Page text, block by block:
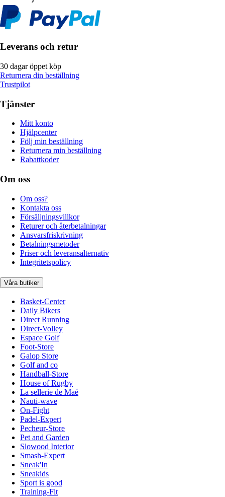
Leverans och retur
30 dagar öppet köp
Returnera din beställning
Trustpilot
Tjänster
Mitt konto
Hjälpcenter
Följ min beställning
Returnera min beställning
Rabattkoder
Om oss
Om oss?
Kontakta oss
Försäljningsvillkor
Returer och återbetalningar
Ansvarsfriskrivning
Betalningsmetoder
Priser och leveransalternativ
Integritetspolicy
Våra butiker
Basket-Center
Daily Bikers
Direct Running
Direct-Volley
Espace Golf
Foot-Store
Galop Store
Golf and co
Handball-Store
House of Rugby
La sellerie de Maé
Nauti-wave
On-Fight
Padel-Expert
Pecheur-Store
Pet and Garden
Slowood Interior
Smash-Expert
Sneak'In
Sneakids
Sport is good
Training-Fit